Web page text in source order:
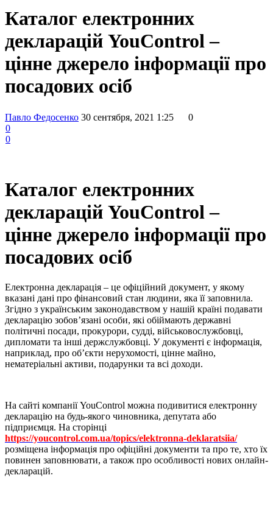
Каталог електронних
декларацій YouControl –
цінне джерело інформації про
посадових осіб
Павло Федосенко 30 сентября, 2021 1:25
0
0
0
Каталог електронних
декларацій YouControl –
цінне джерело інформації про
посадових осіб
Електронна декларація – це офіційний документ, у якому
вказані дані про фінансовий стан людини, яка її заповнила.
Згідно з українським законодавством у нашій країні подавати
декларацію зобов’язані особи, які обіймають державні
політичні посади, прокурори, судді, військовослужбовці,
дипломати та інші держслужбовці. У документі є інформація,
наприклад, про об’єкти нерухомості, цінне майно,
нематеріальні активи, подарунки та всі доходи.
На сайті компанії YouControl можна подивитися електронну
декларацію на будь-якого чиновника, депутата або
підприємця. На сторінці
https://youcontrol.com.ua/topics/elektronna-deklaratsiia/
розміщена інформація про офіційні документи та про те, хто їх
повинен заповнювати, а також про особливості нових онлайн-
декларацій.